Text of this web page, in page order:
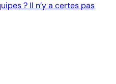
? Il n’y a certes pas